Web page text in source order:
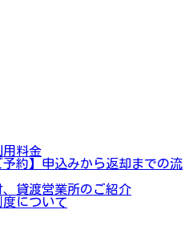
用料金
予約】申込みから返却までの流
、貸渡営業所のご紹介
について